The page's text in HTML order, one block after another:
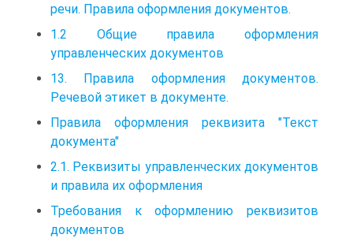
речи. Правила оформления документов.
1.2 Общие правила оформления
управленческих документов
13. Правила оформления документов.
Речевой этикет в документе.
Правила оформления реквизита "Текст
документа"
2.1. Реквизиты управленческих документов
и правила их оформления
Требования к оформлению реквизитов
документов